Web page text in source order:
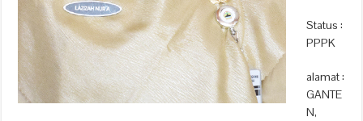
Status :
PPPK
alamat :
GANTE
N,